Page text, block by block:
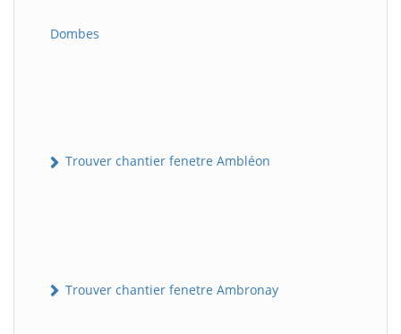
Dombes
Trouver chantier fenetre Ambléon
Trouver chantier fenetre Ambronay